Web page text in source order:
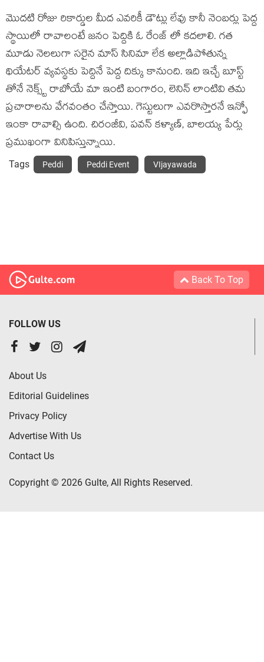
మొదటి రోజు రికార్డుల మీద ఎవరికీ డౌట్లు లేవు కానీ నెంబర్లు పెద్ద
స్థాయిలో రావాలంటే జనం పెద్దికి ఓ రేంజ్ లో కదలాలి. గత
మూడు నెలలుగా సరైన మాస్ సినిమా లేక అల్లాడిపోతున్న
థియేటర్ వ్యవస్థకు పెద్దినే పెద్ద దిక్కు కానుంది. ఇది ఇచ్చే బూస్ట్
తోనే నెక్స్ట్ రాబోయే మా ఇంటి బంగారం, లెనిన్ లాంటివి తమ
ప్రచారాలను వేగవంతం చేస్తాయి. గెస్టులుగా ఎవరొస్తారనే ఇన్ఫో
ఇంకా రావాల్సి ఉంది. చిరంజీవి, పవన్ కళ్యాణ్, బాలయ్య పేర్లు
ప్రముఖంగా వినిపిస్తున్నాయి.
Tags Peddi Peddi Event VIjayawada
Back To Top
FOLLOW US
About Us
Editorial Guidelines
Privacy Policy
Advertise With Us
Contact Us
Copyright © 2026 Gulte, All Rights Reserved.